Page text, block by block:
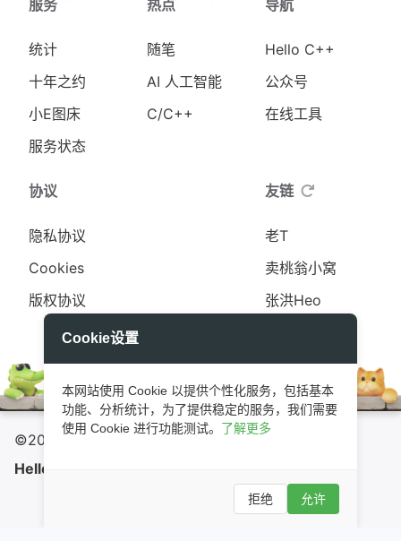
服务
统计
十年之约
小E图床
服务状态
热点
随笔
AI 人工智能
C/C++
导航
Hello C++
公众号
在线工具
协议
隐私协议
Cookies
版权协议
友链
老T
卖桃翁小窝
张洪Heo
©2020 - 2026 By0x3ff18a 没|
Hello C++
甘公网安备62090002000148号
陇ICP备2021000489号-1
Cookie设置
本网站使用 Cookie 以提供个性化服务，包括基本
功能、分析统计，为了提供稳定的服务，我们需要
使用 Cookie 进行功能测试。 了解更多
拒绝 允许